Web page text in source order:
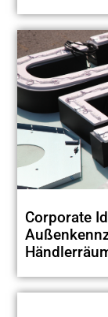
Corporate